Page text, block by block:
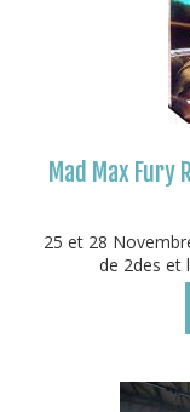
Mad Max Fury
25 et 28
de 2des et